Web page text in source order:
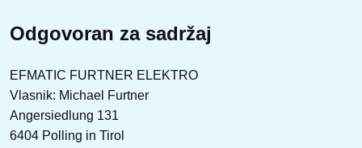
Odgovoran za sadržaj
EFMATIC FURTNER ELEKTRO
Vlasnik: Michael Furtner
Angersiedlung 131
6404 Polling in Tirol